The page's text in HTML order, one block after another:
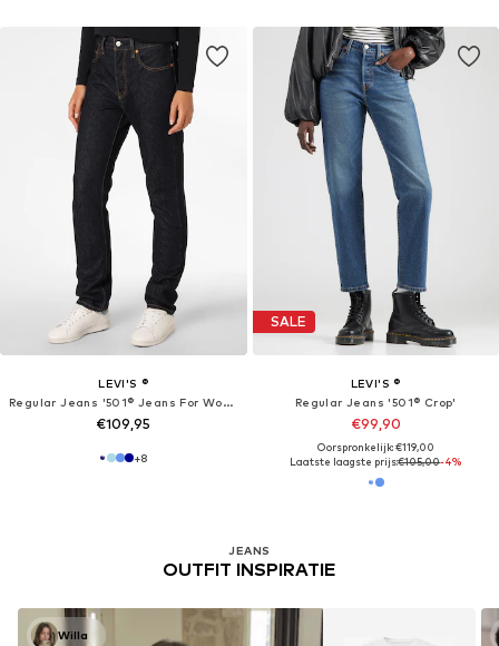
LEVI'S ®
Regular Jeans '501® Jeans For Women'
€109,95
+8
SALE
LEVI'S ®
Regular Jeans '501® Crop'
€99,90
Oorspronkelijk: €119,00
Laatste laagste prijs:€105,00-4%
JEANS
OUTFIT INSPIRATIE
Willa